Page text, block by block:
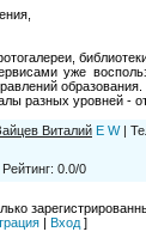
уже
образования.
разных уровней -
Виталий E W |
Рейтинг: 0.0/0
| Вход ]